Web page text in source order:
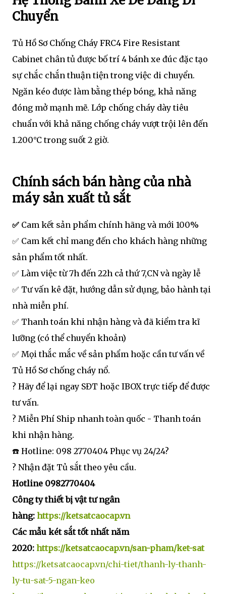
Chuyển
Tủ Hồ Sơ Chống Cháy FRC4 Fire Resistant
Cabinet chân tủ được bố trí 4 bánh xe đúc đặc tạo
sự chắc chắn thuận tiện trong việc di chuyển.
Ngăn kéo được làm bằng thép bóng, khả năng
đóng mở mạnh mẽ. Lớp chống cháy dày tiêu
chuẩn với khả năng chống cháy vượt trội lên đến
1.200°C trong suốt 2 giờ.
Chính sách bán hàng của nhà
máy sản xuất tủ sắt
✅ Cam kết sản phẩm chính hãng và mới 100%
✅ Cam kết chỉ mang đến cho khách hàng những
sản phẩm tốt nhất.
✅ Làm việc từ 7h đến 22h cả thứ 7,CN và ngày lễ
✅ Tư vấn kê đặt, hướng dẫn sử dụng, bảo hành tại
nhà miễn phí.
✅ Thanh toán khi nhận hàng và đã kiểm tra kĩ
lưỡng (có thể chuyển khoản)
✅ Mọi thắc mắc về sản phẩm hoặc cần tư vấn về
Tủ Hồ Sơ chống cháy nổ.
? Hãy để lại ngay SĐT hoặc IBOX trực tiếp để được
tư vấn.
? Miễn Phí Ship nhanh toàn quốc - Thanh toán
khi nhận hàng.
☎️ Hotline: 098 2770404 Phục vụ 24/24?
? Nhận đặt Tủ sắt theo yêu cầu.
Hotline 0982770404
Công ty thiết bị vật tư ngân
hàng: https://ketsatcaocap.vn
Các mẫu két sắt tốt nhất năm
2020: https://ketsatcaocap.vn/san-pham/ket-sat
https://ketsatcaocap.vn/chi-tiet/thanh-ly-thanh-
ly-tu-sat-5-ngan-keo